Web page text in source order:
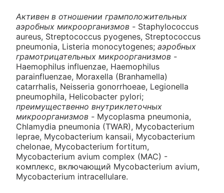
Активен в отношении грамположительных
аэробных микроорганизмов - Staphylococcus
aureus, Streptococcus pyogenes, Streptococcus
pneumonia, Listeria monocytogenes; аэробных
грамотрицательных микроорганизмов -
Haemophilus influenzae, Haemophilus
parainfluenzae, Moraxella (Branhamella)
catarrhalis, Neisseria gonorrhoeae, Legionella
pneumophila, Helicobacter pylori;
преимущественно внутриклеточных
микроорганизмов - Mycoplasma pneumonia,
Chlamydia pneumonia (TWAR), Mycobacterium
leprae, Mycobacterium kansaii, Mycobacterium
chelonae, Mycobacterium fortitum,
Mycobacterium avium complex (MAC) -
комплекс, включающий Mycobacterium avium,
Mycobacterium intracellulare.